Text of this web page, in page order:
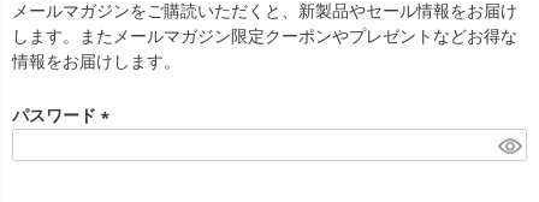
須
)
メールマガジンをご購読いただくと、新製品やセール情報をお届け
します。またメールマガジン限定クーポンやプレゼントなどお得な
情報をお届けします。
パスワード